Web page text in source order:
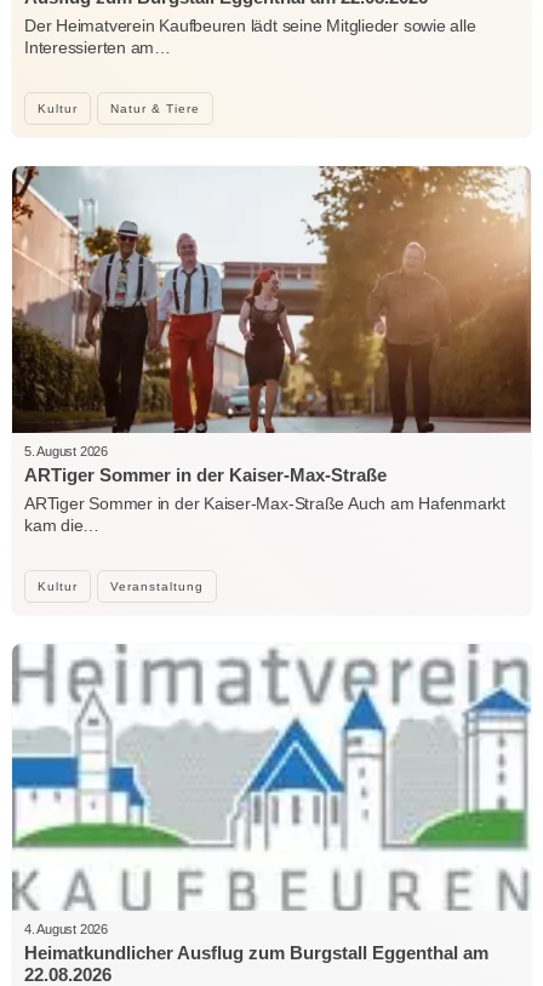
Kultur Natur & Tiere
Der Heimatverein Kaufbeuren lädt seine Mitglieder sowie alle
Interessierten am…
Kultur Veranstaltung
5. August 2026
ARTiger Sommer in der Kaiser-Max-Straße
ARTiger Sommer in der Kaiser-Max-Straße Auch am Hafenmarkt
kam die…
4. August 2026
Heimatkundlicher Ausflug zum Burgstall Eggenthal am
22.08.2026